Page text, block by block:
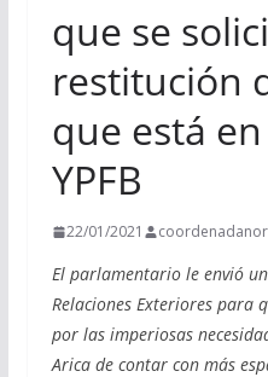
que se
restitución
que está
YPFB
22/01/2021
El parlamentario le envió
Relaciones Exteriores para
por las imperiosas
Arica de contar con más